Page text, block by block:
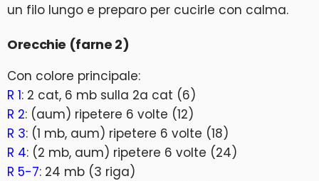
un filo lungo e preparo per cucirle con calma.
Orecchie (farne 2)
Con colore principale:
R 1: 2 cat, 6 mb sulla 2a cat (6)
R 2: (aum) ripetere 6 volte (12)
R 3: (1 mb, aum) ripetere 6 volte (18)
R 4: (2 mb, aum) ripetere 6 volte (24)
R 5-7: 24 mb (3 riga)